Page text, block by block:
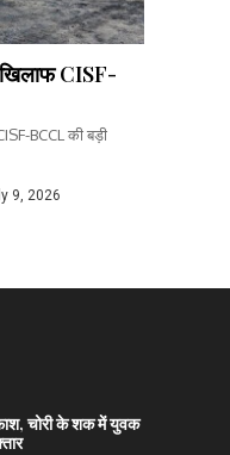
CISF-
BCCL की बड़ी
9, 2026
चोरी के शक में युवक